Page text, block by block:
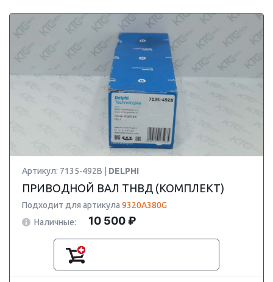
Артикул: 7135-492B | DELPHI
ПРИВОДНОЙ ВАЛ ТНВД (КОМПЛЕКТ)
Подходит для артикула 9320A380G
Наличные:
10 500 ₽